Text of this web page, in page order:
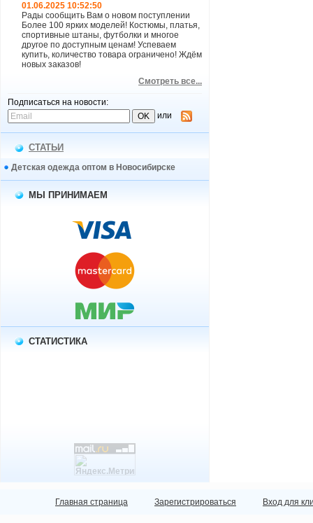
01.06.2025 10:52:50
Рады сообщить Вам о новом поступлении
Более 100 ярких моделей! Костюмы, платья,
спортивные штаны, футболки и многое
другое по доступным ценам! Успеваем
купить, количество товара ограничено! Ждём
новых заказов!
Смотреть все...
Подписаться на новости:
или
СТАТЬИ
Детская одежда оптом в Новосибирске
МЫ ПРИНИМАЕМ
СТАТИСТИКА
Главная страница Зарегистрироваться Вход для